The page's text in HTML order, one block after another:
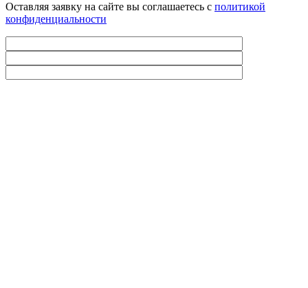
Оставляя заявку на сайте вы соглашаетесь с политикой
конфиденциальности